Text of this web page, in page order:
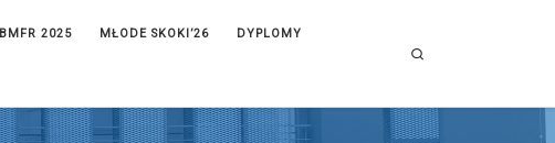
2025 MŁODE SKOKI’26 DYPLOMY